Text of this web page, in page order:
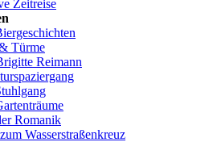
Zeitreise
Türme
Reimann
Romanik
Wasserstraßenkreuz